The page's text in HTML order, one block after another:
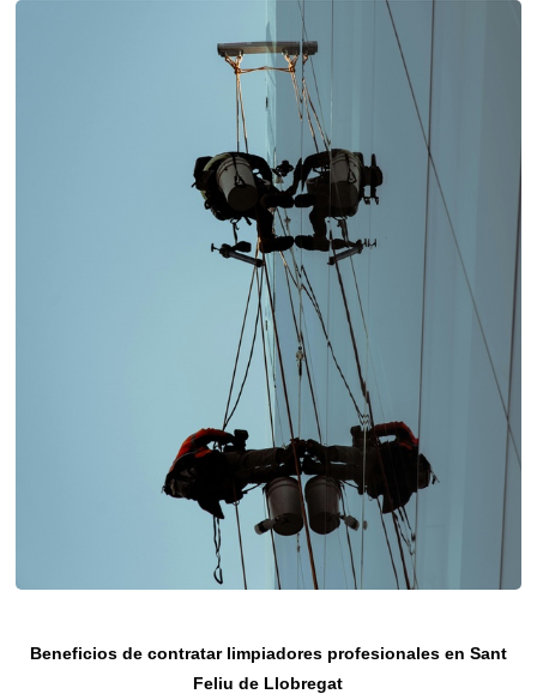
Beneficios de contratar limpiadores profesionales en Sant
Feliu de Llobregat